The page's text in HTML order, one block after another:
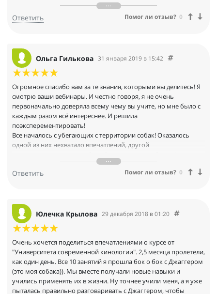
просто СУПЕР, а с какой теплотой она общается со всеми, даже
оплатив вебинары других, я такого тепла не встретила —
Ответить Помог ли отзыв? 0
Ольга Гилькова 31 января 2019 в 15:42
Огромное спасибо вам за те знания, которыми вы делитесь! Я
смотрю ваши вебинары. И честно говоря, я не очень
первоначально доверяла всему чему вы учите, но мне было с
каждым разом всё интереснее. И решила
поэксперементировать!
Все началось с убегающих с территории собак! Оказалось
одной из них нехватало впечатлений, другой
результат прост- мы обратили внимание на потребности
собак, мы подумали, чего им не хватает! И результат не
которую нашли в лесу привязанной к дереву( собачка была
очень проблемная... Но благодаря полученным знаниям,
собака успакоилась и начинает жить гармонии с хозяйкой и ее
ребенком!
Исходя из полученных результатов я точно знаю, (я всегда это
чувствовала , но не понимала, как сделать) не все проблемы
поведения собаки решают дрессировочные площадки по ОКД,
и т.д. и просто призываю владельцев собак обращаться со
своими собачками не так как будто они вам что-то должны, а с
пониманием и любовью... Спасибо Вам , Любовь,за ваш
Ответить Помог ли отзыв? 0
Юлечка Крылова 29 декабря 2018 в 01:20
Очень хочется поделиться впечатлениями о курсе от
"Университета современной кинологии". 2,5 месяца пролетели,
как один день. Все 10 занятий я прошла бок о бок с Джаггером
(это моя собака)). Мы вместе получали новые навыки и
учились применять их в жизни. Ну точнее учили меня, а я уже
пыталась правильно разговаривать с Джаггером, чтобы